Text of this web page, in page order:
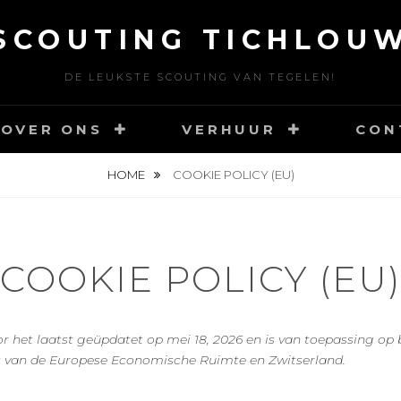
DE LEUKSTE SCOUTING VAN TEGELEN!
OVER ONS VERHUUR
HOME COOKIE POLICY (EU)
COOKIE POLICY (EU)
het laatst geüpdatet op mei 18, 2026 en is van toepassing
de Europese Economische Ruimte en Zwitserland.